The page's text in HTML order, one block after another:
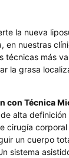
la nueva
en nuestras
técnicas más
la grasa
con Técnica
alta definición
cirugía
un cuerpo
sistema